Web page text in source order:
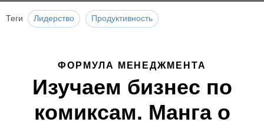
Теги Лидерство Продуктивность
ФОРМУЛА МЕНЕДЖМЕНТА
Изучаем бизнес по
комиксам. Манга о